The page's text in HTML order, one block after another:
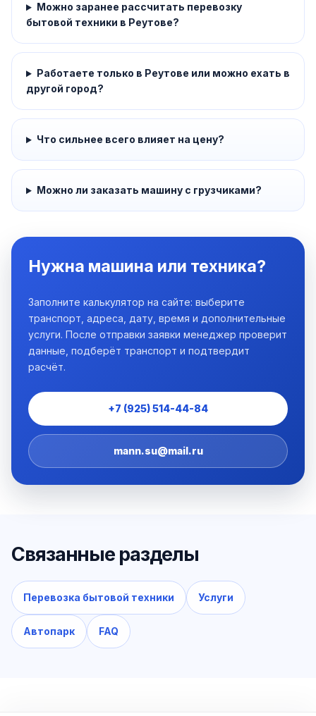
Можно заранее рассчитать перевозку
бытовой техники в Реутове?
Работаете только в Реутове или можно ехать в
другой город?
Что сильнее всего влияет на цену?
Можно ли заказать машину с грузчиками?
Нужна машина или техника?
Заполните калькулятор на сайте: выберите
транспорт, адреса, дату, время и дополнительные
услуги. После отправки заявки менеджер проверит
данные, подберёт транспорт и подтвердит
расчёт.
+7 (925) 514-44-84
mann.su@mail.ru
Связанные разделы
Перевозка бытовой техники Услуги
Автопарк FAQ